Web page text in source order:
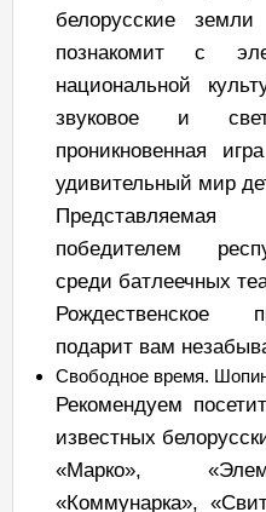
белорусские
познакомит с
национальной
звуковое и
проникновенная
удивительный мир
победителем
среди батлеечных
Рождественское
подарит вам
Свободное время.
Рекомендуем
известных
«Марко»,
«Коммунарка»,